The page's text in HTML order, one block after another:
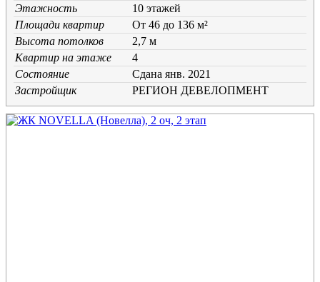
Этажность
10 этажей
Площади квартир
От 46 до 136 м²
Высота потолков
2,7 м
Квартир на этаже
4
Состояние
Cдана янв. 2021
Застройщик
РЕГИОН ДЕВЕЛОПМЕНТ